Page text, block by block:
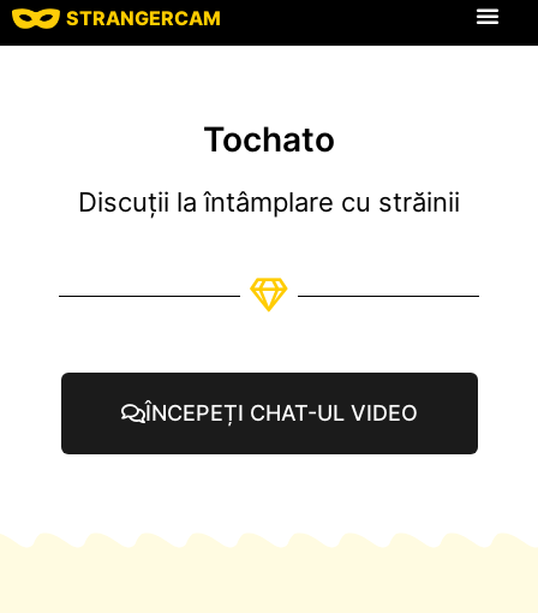
STRANGERCAM
Tochato
Discuții la întâmplare cu străinii
ÎNCEPEȚI CHAT-UL VIDEO